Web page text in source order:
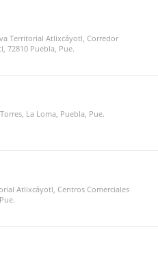
Territorial Atlixcáyotl, Corredor
72810 Puebla, Pue.
La Loma, Puebla, Pue.
Atlixcáyotl, Centros Comerciales